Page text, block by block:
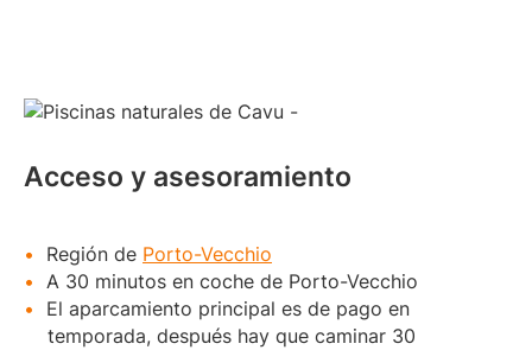
Acceso y asesoramiento
Región de Porto-Vecchio
A 30 minutos en coche de Porto-Vecchio
El aparcamiento principal es de pago en
temporada, después hay que caminar 30